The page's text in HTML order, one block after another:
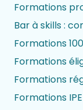
Formations
Bar à skills :
Formations
Formations
Formations
Formations